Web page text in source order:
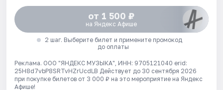
от 1 500 ₽
на Яндекс Афише
2 шаг. Выберите билет и примените промокод
до оплаты
Реклама. ООО "ЯНДЕКС МУЗЫКА", ИНН: 9705121040 erid:
25H8d7vbP8SRTvHZrUcdLB Действует до 30 сентября 2026
при покупке билетов от 3 000 ₽ на это мероприятие на Яндекс
Афише!